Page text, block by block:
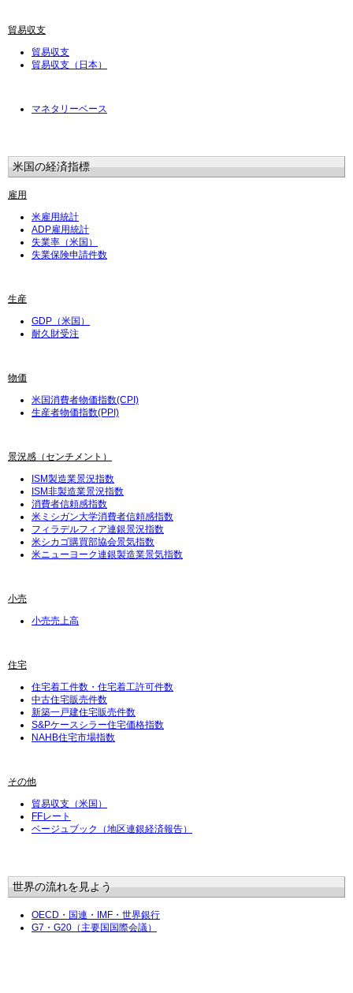
貿易収支
貿易収支
貿易収支（日本）
マネタリーベース
米国の経済指標
雇用
米雇用統計
ADP雇用統計
失業率（米国）
失業保険申請件数
生産
GDP（米国）
耐久財受注
物価
米国消費者物価指数(CPI)
生産者物価指数(PPI)
景況感（センチメント）
ISM製造業景況指数
ISM非製造業景況指数
消費者信頼感指数
米ミシガン大学消費者信頼感指数
フィラデルフィア連銀景況指数
米シカゴ購買部協会景気指数
米ニューヨーク連銀製造業景気指数
小売
小売売上高
住宅
住宅着工件数・住宅着工許可件数
中古住宅販売件数
新築一戸建住宅販売件数
S&Pケースシラー住宅価格指数
NAHB住宅市場指数
その他
貿易収支（米国）
FFレート
ベージュブック（地区連銀経済報告）
世界の流れを見よう
OECD・国連・IMF・世界銀行
G7・G20（主要国国際会議）